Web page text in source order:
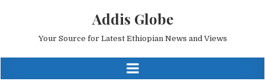
Addis Globe
Your Source for Latest Ethiopian News and Views